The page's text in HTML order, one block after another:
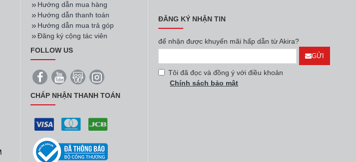
Hướng dẫn mua hàng
Hướng dẫn thanh toán
Hướng dẫn mua trả góp
Đăng ký cộng tác viên
FOLLOW US
CHẤP NHẬN THANH TOÁN
ĐĂNG KÝ NHẬN TIN
để nhận được khuyến mãi hấp dẫn từ Akira?
GỬI
Tôi đã đọc và đồng ý với điều khoản
Chính sách bảo mật